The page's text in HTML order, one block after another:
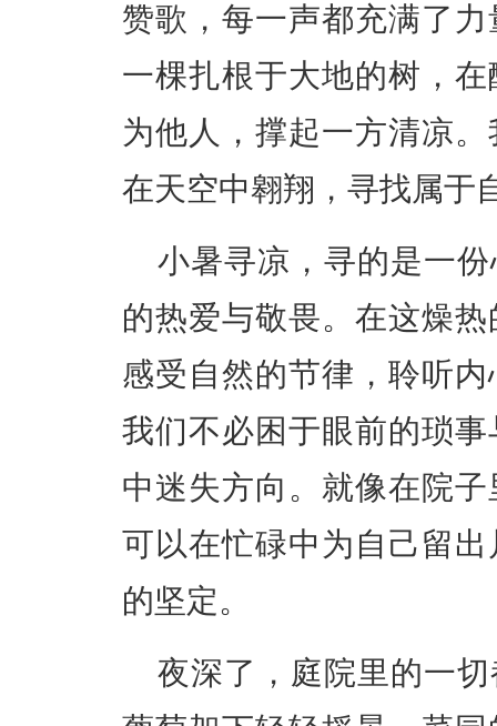
赞歌，每一声都充满了
一棵扎根于大地的树，
为他人，撑起一方清凉
在天空中翱翔，寻找属于
小暑寻凉，寻的是一
的热爱与敬畏。在这燥
感受自然的节律，聆听
我们不必困于眼前的琐
中迷失方向。就像在院
可以在忙碌中为自己留
的坚定。
夜深了，庭院里的一